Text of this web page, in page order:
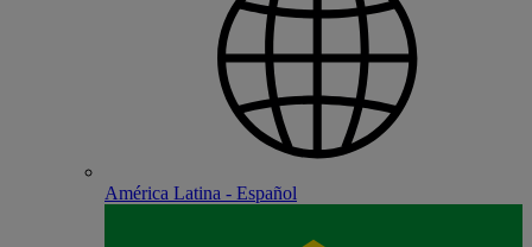
América Latina - Español